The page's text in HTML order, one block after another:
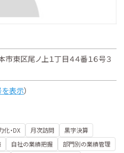
東区尾ノ上１丁目４４番１６号３
表示）
・DX 月次訪問
黒字決算
自社の業績把握
部門別の業績管理